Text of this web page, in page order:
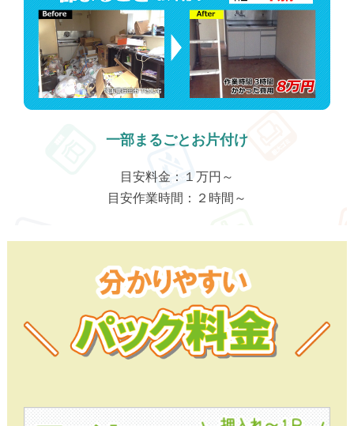
一部まるごとお片付け
目安料金：１万円～
目安作業時間：２時間～
わかりやすいパック料金